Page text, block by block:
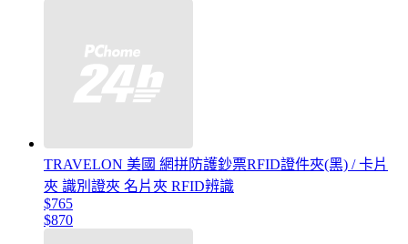
TRAVELON 美國 網拼防護鈔票RFID證件夾(黑) / 卡片
夾 識別證夾 名片夾 RFID辨識
$765
$870